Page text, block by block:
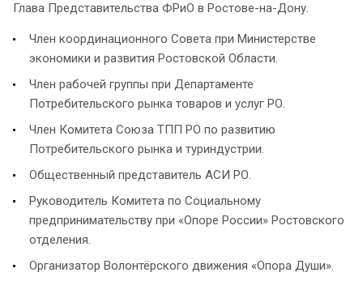
Глава Представительства ФРиО в Ростове-на-Дону.
Член координационного Совета при Министерстве
экономики и развития Ростовской Области.
Член рабочей группы при Департаменте
Потребительского рынка товаров и услуг РО.
Член Комитета Союза ТПП РО по развитию
Потребительского рынка и туриндустрии.
Общественный представитель АСИ РО.
Руководитель Комитета по Социальному
предпринимательству при «Опоре России» Ростовского
отделения.
Организатор Волонтёрского движения «Опора Души».